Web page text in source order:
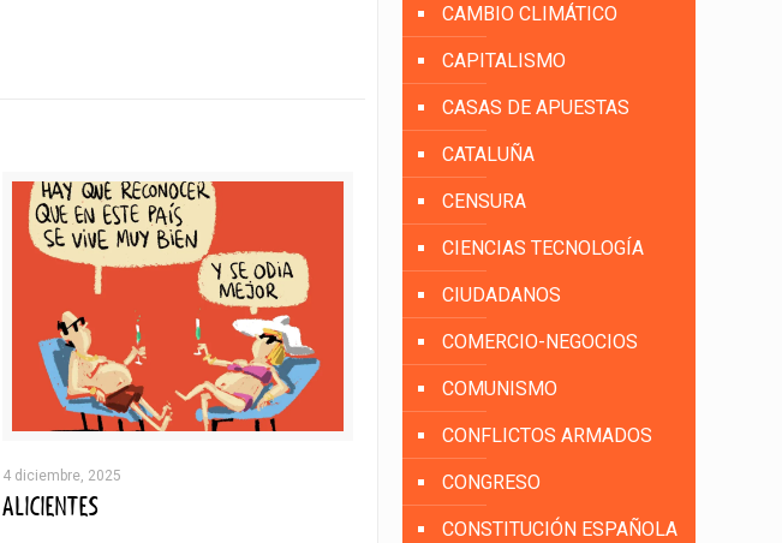
4 diciembre, 2025
ALICIENTES
CAMBIO CLIMÁTICO
CAPITALISMO
CASAS DE APUESTAS
CATALUÑA
CENSURA
CIENCIAS TECNOLOGÍA
CIUDADANOS
COMERCIO-NEGOCIOS
COMUNISMO
CONFLICTOS ARMADOS
CONGRESO
CONSTITUCIÓN ESPAÑOLA